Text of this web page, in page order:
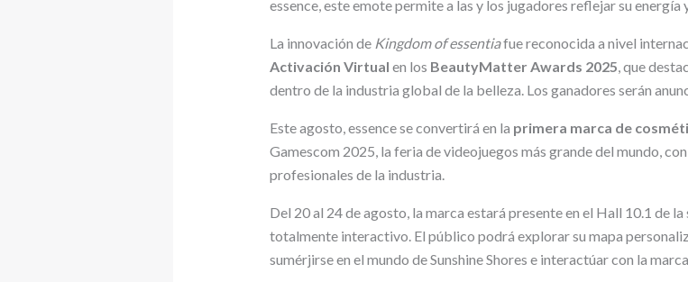
essence, este emote permite a las y los jugadores reflejar su energía
La innovación de Kingdom of essentiafue reconocida a nivel
Activación Virtual en los BeautyMatter Awards 2025 , que
dentro de la industria global de la belleza. Los ganadores serán
Este agosto, essence se convertirá en la primera marca de
Gamescom 2025, la feria de videojuegos más grande del mundo,
profesionales de la industria.
Del 20 al 24 de agosto, la marca estará presente en el Hall 10.1 de la
totalmente interactivo. El público podrá explorar su mapa
sumérjirse en el mundo de Sunshine Shores e interactúar con la